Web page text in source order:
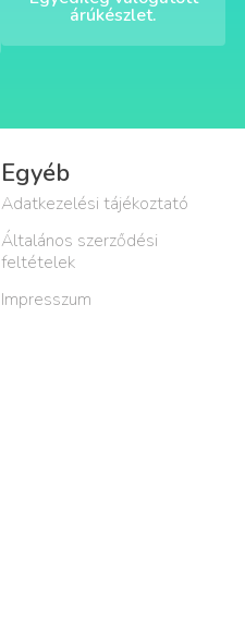
árúkészlet.
Egyéb
Adatkezelési tájékoztató
Általános szerződési
feltételek
Impresszum